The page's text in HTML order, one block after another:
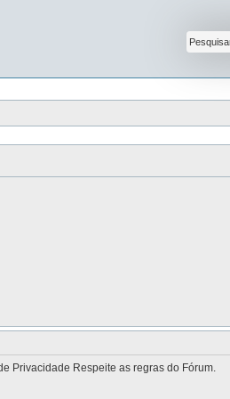
Privacidade Respeite as regras do Fórum.